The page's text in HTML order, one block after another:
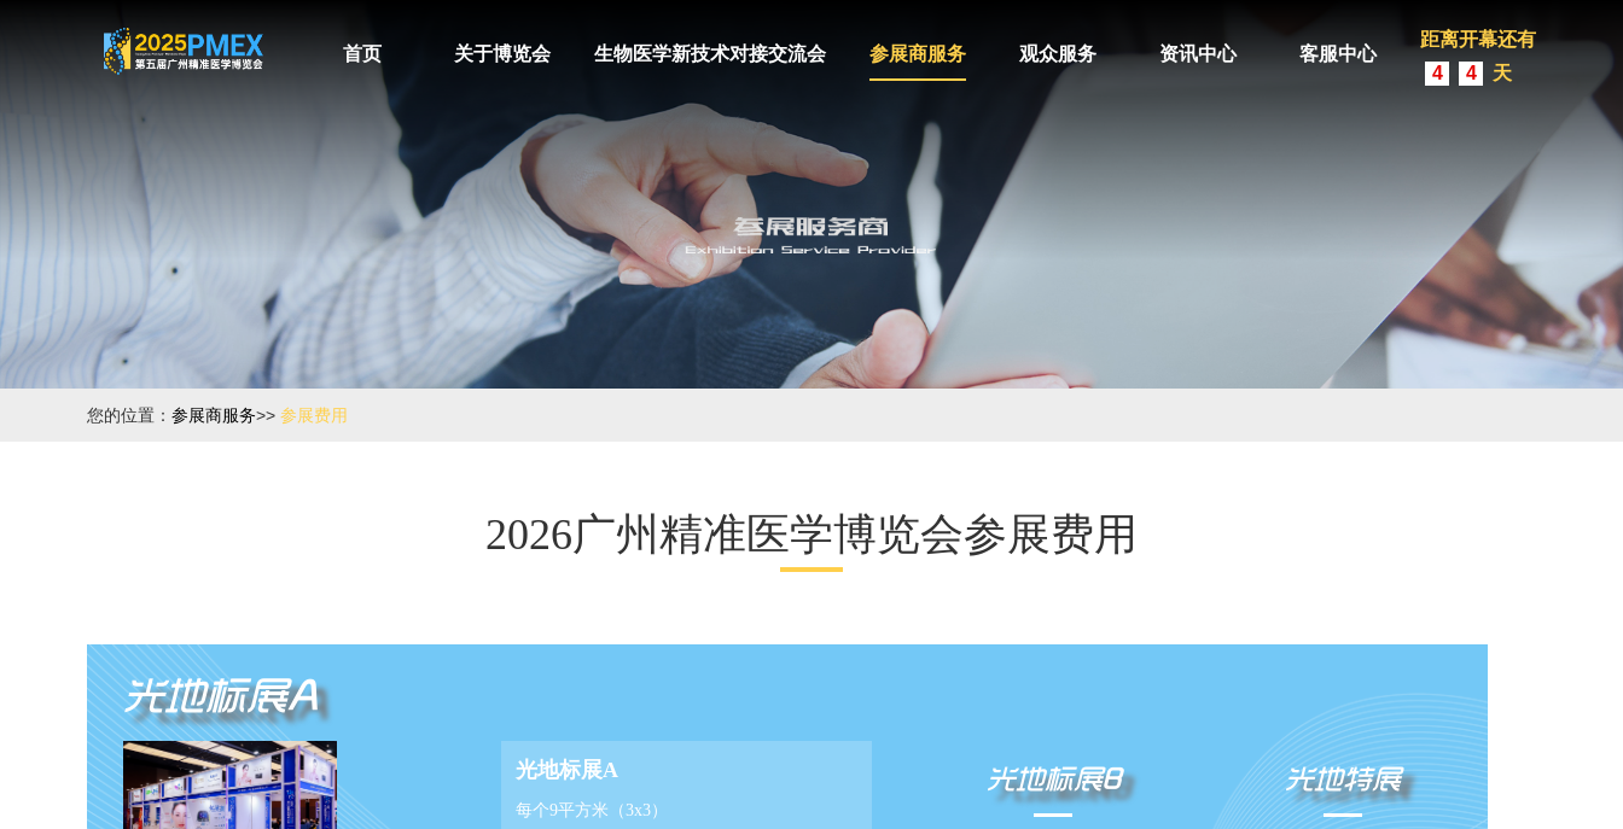
首页 关于博览会 生物医学新技术对接交流会 参展商服务 观众服务 资讯中心 客服中心
距离开幕还有
4
4 天
您的位置： 参展商服务>> 参展费用
2026广州精准医学博览会参展费用
光地标展A
光地标展A
每个9平方米（3x3）
光地标展B 光地特展